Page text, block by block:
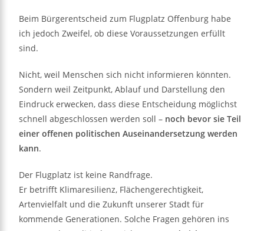
Beim Bürgerentscheid zum Flugplatz Offenburg habe
ich jedoch Zweifel, ob diese Voraussetzungen erfüllt
sind.
Nicht, weil Menschen sich nicht informieren könnten.
Sondern weil Zeitpunkt, Ablauf und Darstellung den
Eindruck erwecken, dass diese Entscheidung möglichst
schnell abgeschlossen werden soll – noch bevor sie Teil
einer offenen politischen Auseinandersetzung werden
kann.
Der Flugplatz ist keine Randfrage.
Er betrifft Klimaresilienz, Flächengerechtigkeit,
Artenvielfalt und die Zukunft unserer Stadt für
kommende Generationen. Solche Fragen gehören ins